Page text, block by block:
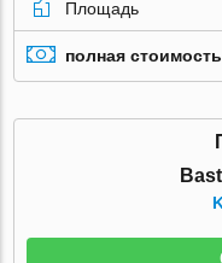
Площадь
полная стоимость